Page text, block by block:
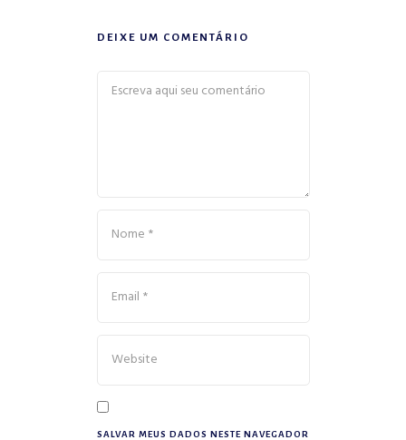
DEIXE UM COMENTÁRIO
SALVAR MEUS DADOS NESTE NAVEGADOR